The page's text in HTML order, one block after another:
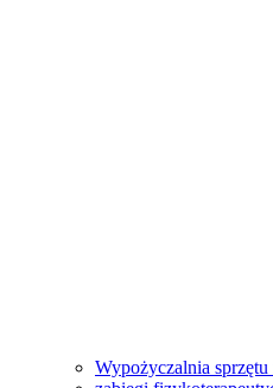
Wypożyczalnia sprzętu